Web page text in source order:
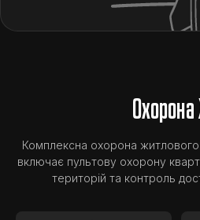
Комплексна охорона
включає пультову охорону
територій та контроль